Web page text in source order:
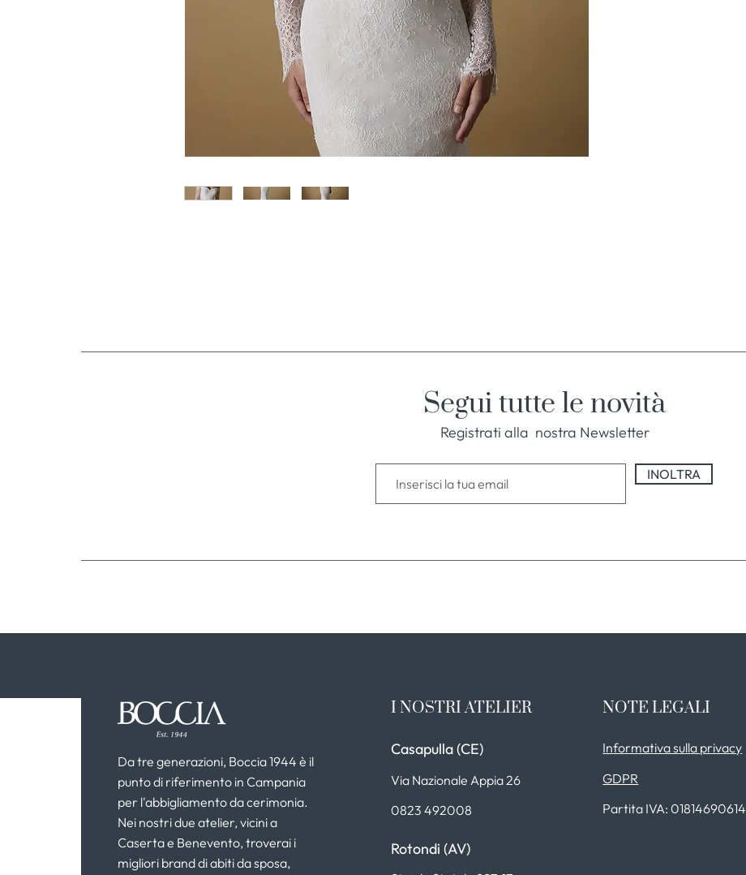
Segui tutte le novità
Registrati alla nostra Newsletter
INOLTRA
Da tre generazioni, Boccia 1944 è il
punto di riferimento in Campania
per l'abbigliamento da cerimonia.
Nei nostri due atelier, vicini a
Caserta e Benevento, troverai i
migliori brand di abiti da sposa,
I NOSTRI ATELIER
Casapulla (CE)
Via Nazionale Appia 26
0823 492008
Rotondi (AV)
NOTE LEGALI
Informativa sulla privacy
GDPR
Partita IVA: 01814690614